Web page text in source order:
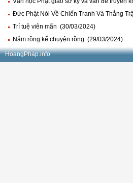
Đức Phật Nói Về Chiến Tranh Và Thắng
Trí tuệ viên mãn (30/03/2024)
Năm rồng kể chuyện rồng (29/03/2024)
HoangPhap.info